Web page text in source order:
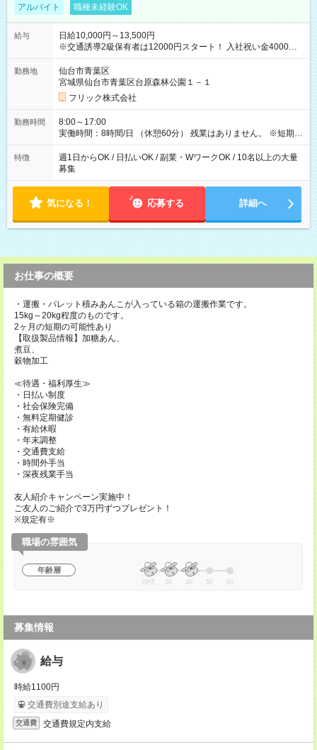
アルバイト 職種未経験OK
給与
日給10,000円～13,500円
※交通誘導2級保有者は12000円スタート！ 入社祝い金4000円
【試用期間】試用期間なし
勤務地
仙台市青葉区
宮城県仙台市青葉区台原森林公園１－１
フリック株式会社
勤務時間
8:00～17:00
実働時間：8時間/日 （休憩60分） 残業はありません。 ※短期の
募集は行っておりません。予めご了承くださいませ。
特徴
週1日からOK / 日払いOK / 副業・WワークOK / 10名以上の大量
募集
気になる！ 応募する 詳細へ
お仕事の概要
・運搬・パレット積みあんこが入っている箱の運搬作業です。
15kg～20kg程度のものです。
2ヶ月の短期の可能性あり
【取扱製品情報】加糖あん、
煮豆、
穀物加工
≪待遇・福利厚生≫
・日払い制度
・社会保険完備
・無料定期健診
・有給休暇
・年末調整
・交通費支給
・時間外手当
・深夜残業手当
友人紹介キャンペーン実施中！
ご友人のご紹介で3万円ずつプレゼント！
※規定有※
職場の雰囲気
年齢層
20代 30 40 50 60
募集情報
給与
時給1100円
交通費別途支給あり
交通費 交通費規定内支給